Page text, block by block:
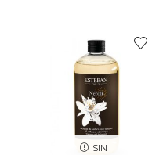
and
Moringa
250ml
cantidad
SIN